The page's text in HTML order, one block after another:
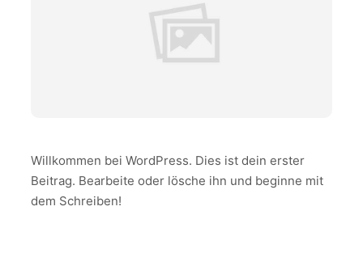
Willkommen bei WordPress. Dies ist dein erster
Beitrag. Bearbeite oder lösche ihn und beginne mit
dem Schreiben!